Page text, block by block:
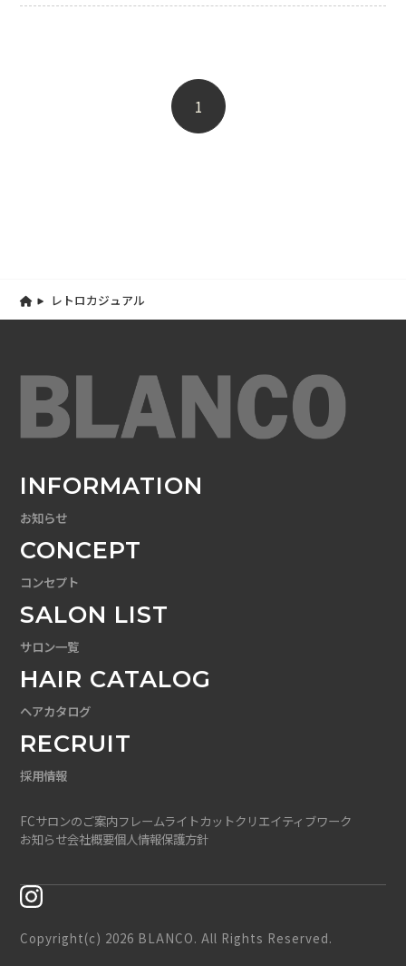
1
レトロカジュアル
INFORMATION
お知らせ
CONCEPT
コンセプト
SALON LIST
サロン一覧
HAIR CATALOG
ヘアカタログ
RECRUIT
採用情報
FCサロンのご案内フレームライトカットクリエイティブワーク
お知らせ会社概要個人情報保護方針
Copyright(c) 2026 BLANCO. All Rights Reserved.